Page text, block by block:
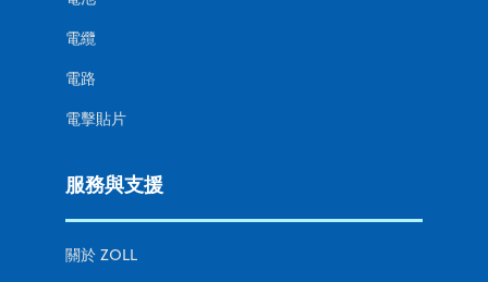
電纜
電路
電擊貼片
服務與支援
關於 ZOLL